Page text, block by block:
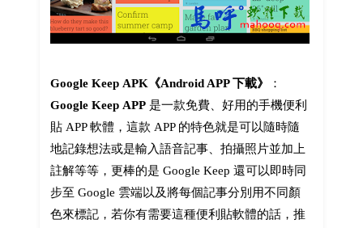
Google Keep APK《Android APP 下載》
：
Google Keep APP是一款免費、好用的手機便利
貼 APP 軟體，這款 APP 的特色就是可以隨時隨
地記錄想法或是輸入語音記事、拍攝照片並加上
註解等等，更棒的是 Google Keep 還可以即時同
步至 Google 雲端以及將每個記事分別用不同顏
色來標記，若你有需要這種便利貼軟體的話，推